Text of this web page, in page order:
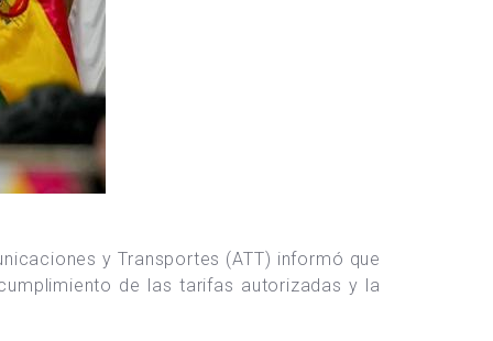
y Transportes (ATT) informó que
de las tarifas autorizadas y la